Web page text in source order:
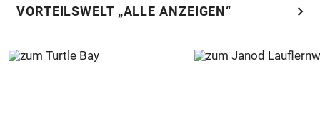
VORTEILSWELT „ALLE ANZEIGEN“ chevron_right